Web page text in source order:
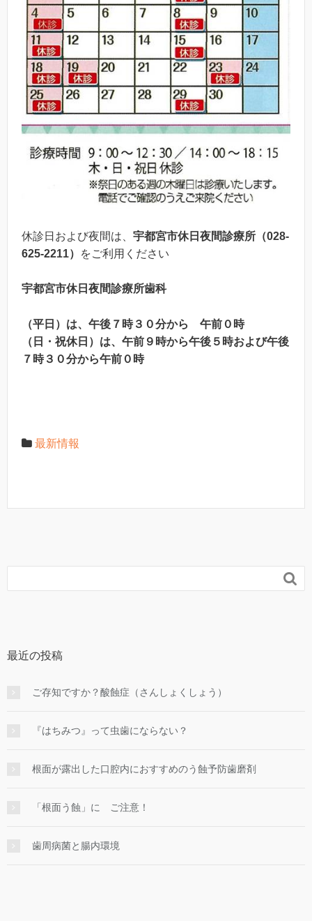
休診日および夜間は、 宇都宮市休日夜間診療所（028-
625-2211） をご利用ください
宇都宮市休日夜間診療所歯科
（平日）は、午後７時３０分から 午前０時
（日・祝休日）は、午前９時から午後５時および午後
７時３０分から午前０時
最新情報

最近の投稿
ご存知ですか？酸蝕症（さんしょくしょう）
『はちみつ』って虫歯にならない？
根面が露出した口腔内におすすめのう蝕予防歯磨剤
「根面う蝕」に ご注意！
歯周病菌と腸内環境